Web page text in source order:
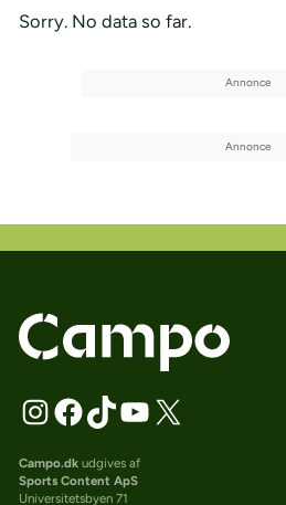
Sorry. No data so far.
Campo.dkudgives af
Sports Content ApS
Universitetsbyen 71